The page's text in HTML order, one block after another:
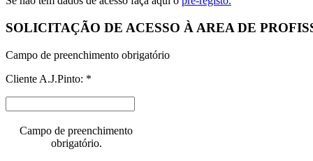
SOLICITAÇÃO DE ACESSO À AREA DE
Campo de preenchimento obrigatório
Cliente A.J.Pinto: *
Campo de preenchimento
obrigatório.